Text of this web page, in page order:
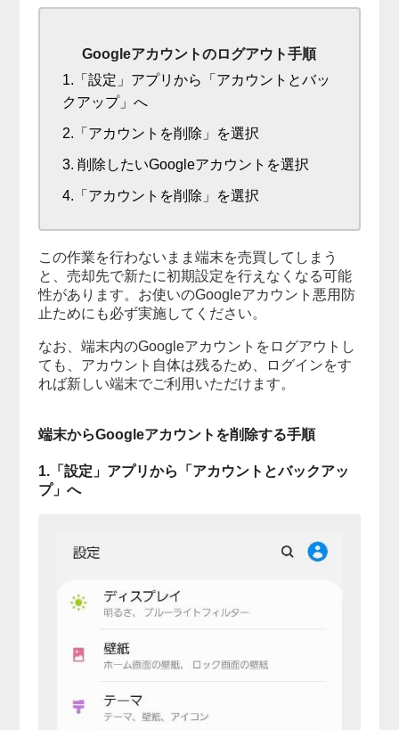
Googleアカウントのログアウト手順
1.「設定」アプリから「アカウントとバッ
クアップ」へ
2.「アカウントを削除」を選択
3. 削除したいGoogleアカウントを選択
4.「アカウントを削除」を選択
この作業を行わないまま端末を売買してしまう
と、売却先で新たに初期設定を行えなくなる可能
性があります。お使いのGoogleアカウント悪用防
止ためにも必ず実施してください。
なお、端末内のGoogleアカウントをログアウトし
ても、アカウント自体は残るため、ログインをす
れば新しい端末でご利用いただけます。
端末からGoogleアカウントを削除する手順
1.「設定」アプリから「アカウントとバックアッ
プ」へ